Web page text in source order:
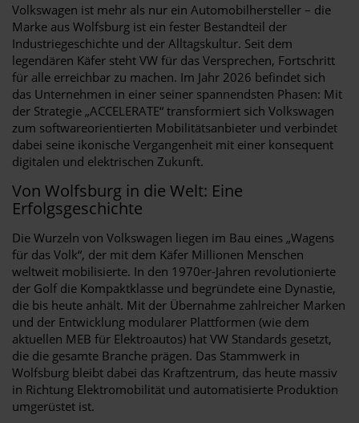
Volkswagen ist mehr als nur ein Automobilhersteller – die
Marke aus Wolfsburg ist ein fester Bestandteil der
Industriegeschichte und der Alltagskultur. Seit dem
legendären Käfer steht VW für das Versprechen, Fortschritt
für alle erreichbar zu machen. Im Jahr 2026 befindet sich
das Unternehmen in einer seiner spannendsten Phasen: Mit
der Strategie „ACCELERATE“ transformiert sich Volkswagen
zum softwareorientierten Mobilitätsanbieter und verbindet
dabei seine ikonische Vergangenheit mit einer konsequent
digitalen und elektrischen Zukunft.
Von Wolfsburg in die Welt: Eine
Erfolgsgeschichte
Die Wurzeln von Volkswagen liegen im Bau eines „Wagens
für das Volk“, der mit dem Käfer Millionen Menschen
weltweit mobilisierte. In den 1970er-Jahren revolutionierte
der Golf die Kompaktklasse und begründete eine Dynastie,
die bis heute anhält. Mit der Übernahme zahlreicher Marken
und der Entwicklung modularer Plattformen (wie dem
aktuellen MEB für Elektroautos) hat VW Standards gesetzt,
die die gesamte Branche prägen. Das Stammwerk in
Wolfsburg bleibt dabei das Kraftzentrum, das heute massiv
in Richtung Elektromobilität und automatisierte Produktion
umgerüstet ist.